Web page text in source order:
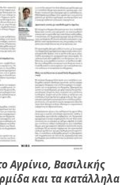
Αγρίνιο, Βασιλικής
και τα κατάλληλα